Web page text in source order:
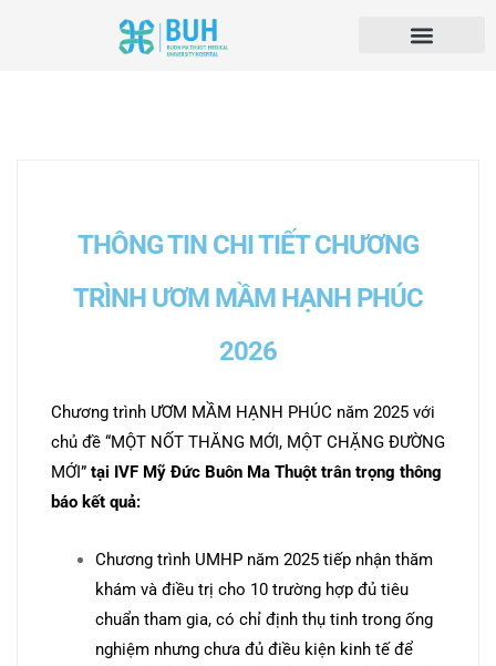
THÔNG TIN CHI TIẾT CHƯƠNG
TRÌNH ƯƠM MẦM HẠNH PHÚC
2026
Chương trình ƯƠM MẦM HẠNH PHÚC năm 2025 với
chủ đề “MỘT NỐT THĂNG MỚI, MỘT CHẶNG ĐƯỜNG
MỚI” tại IVF Mỹ Đức Buôn Ma Thuột trân trọng thông
báo kết quả:
Chương trình UMHP năm 2025 tiếp nhận thăm
khám và điều trị cho 10 trường hợp đủ tiêu
chuẩn tham gia, có chỉ định thụ tinh trong ống
nghiệm nhưng chưa đủ điều kiện kinh tế để